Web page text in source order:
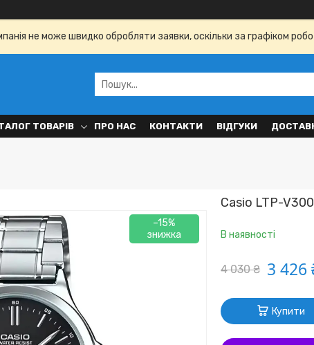
не може швидко обробляти заявки, оскільки за графіком
ТОВАРІВ ПРО НАС КОНТАКТИ ВІДГУКИ
–15%
Casio LTP-
В наявності
4 030 ₴ 3 426
Купити